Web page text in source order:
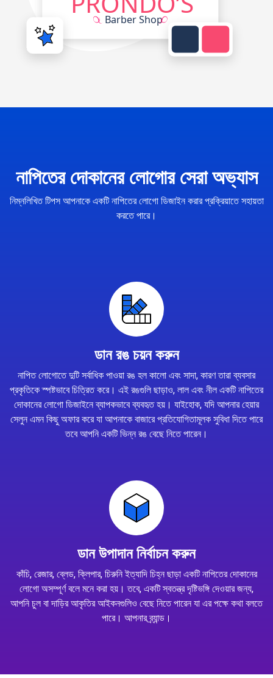
নাপিতের দোকানের লোগোর সেরা অভ্যাস
নিম্নলিখিত টিপস আপনাকে একটি নাপিতের লোগো ডিজাইন করার প্রক্রিয়াতে সহায়তা
করতে পারে।
ডান রঙ চয়ন করুন
নাপিত লোগোতে দুটি সর্বাধিক পাওয়া রঙ হল কালো এবং সাদা, কারণ তারা ব্যবসার
প্রকৃতিকে স্পষ্টভাবে চিত্রিত করে। এই রঙগুলি ছাড়াও, লাল এবং নীল একটি নাপিতের
দোকানের লোগো ডিজাইনে ব্যাপকভাবে ব্যবহৃত হয়। যাইহোক, যদি আপনার হেয়ার
সেলুন এমন কিছু অফার করে যা আপনাকে বাজারে প্রতিযোগিতামূলক সুবিধা দিতে পারে
তবে আপনি একটি ভিন্ন রঙ বেছে নিতে পারেন।
ডান উপাদান নির্বাচন করুন
কাঁচি, রেজার, ব্লেড, ক্লিপার, চিরুনি ইত্যাদি চিহ্ন ছাড়া একটি নাপিতের দোকানের
লোগো অসম্পূর্ণ বলে মনে করা হয়। তবে, একটি স্বতন্ত্র দৃষ্টিভঙ্গি দেওয়ার জন্য,
আপনি চুল বা দাড়ির আকৃতির আইকনগুলিও বেছে নিতে পারেন যা এর পক্ষে কথা বলতে
পারে। আপনার ব্র্যান্ড।